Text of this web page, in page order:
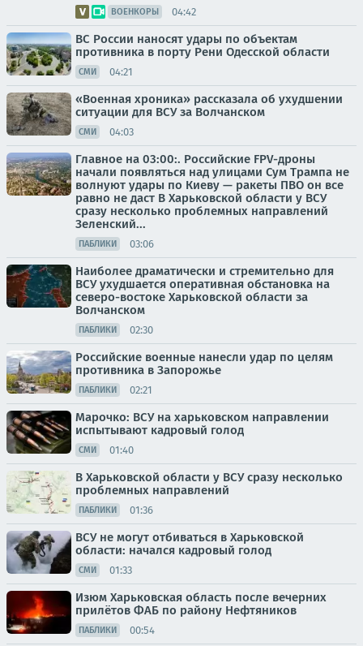
ВОЕНКОРЫ 04:42
ВС России наносят удары по объектам
противника в порту Рени Одесской области
СМИ 04:21
«Военная хроника» рассказала об ухудшении
ситуации для ВСУ за Волчанском
СМИ 04:03
Главное на 03:00:. Российские FPV-дроны
начали появляться над улицами Сум Трампа не
волнуют удары по Киеву — ракеты ПВО он все
равно не даст В Харьковской области у ВСУ
сразу несколько проблемных направлений
Зеленский...
ПАБЛИКИ 03:06
Наиболее драматически и стремительно для
ВСУ ухудшается оперативная обстановка на
северо-востоке Харьковской области за
Волчанском
ПАБЛИКИ 02:30
Российские военные нанесли удар по целям
противника в Запорожье
ПАБЛИКИ 02:21
Марочко: ВСУ на харьковском направлении
испытывают кадровый голод
СМИ 01:40
В Харьковской области у ВСУ сразу несколько
проблемных направлений
ПАБЛИКИ 01:36
ВСУ не могут отбиваться в Харьковской
области: начался кадровый голод
СМИ 01:33
Изюм Харьковская область после вечерних
прилётов ФАБ по району Нефтяников
ПАБЛИКИ 00:54